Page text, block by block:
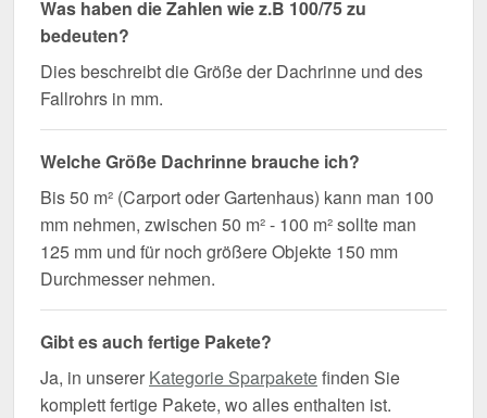
Was haben die Zahlen wie z.B 100/75 zu
bedeuten?
Dies beschreibt die Größe der Dachrinne und des
Fallrohrs in mm.
Welche Größe Dachrinne brauche ich?
Bis 50 m² (Carport oder Gartenhaus) kann man 100
mm nehmen, zwischen 50 m² - 100 m² sollte man
125 mm und für noch größere Objekte 150 mm
Durchmesser nehmen.
Gibt es auch fertige Pakete?
Ja, in unserer Kategorie Sparpaketefinden Sie
komplett fertige Pakete, wo alles enthalten ist.